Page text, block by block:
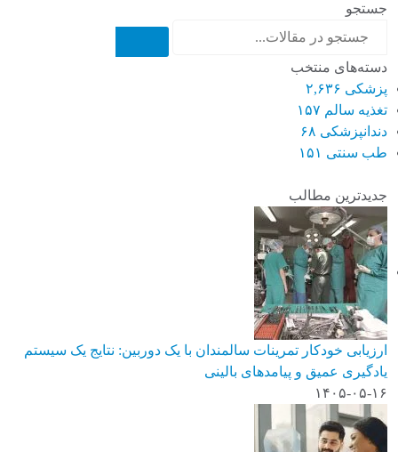
جستجو
دسته‌های منتخب
پزشکی ۲,۶۳۶
تغذیه سالم ۱۵۷
دندانپزشکی ۶۸
طب سنتی ۱۵۱
جدیدترین مطالب
ارزیابی خودکار تمرینات سالمندان با یک دوربین: نتایج یک سیستم
یادگیری عمیق و پیامدهای بالینی
۱۴۰۵-۰۵-۱۶